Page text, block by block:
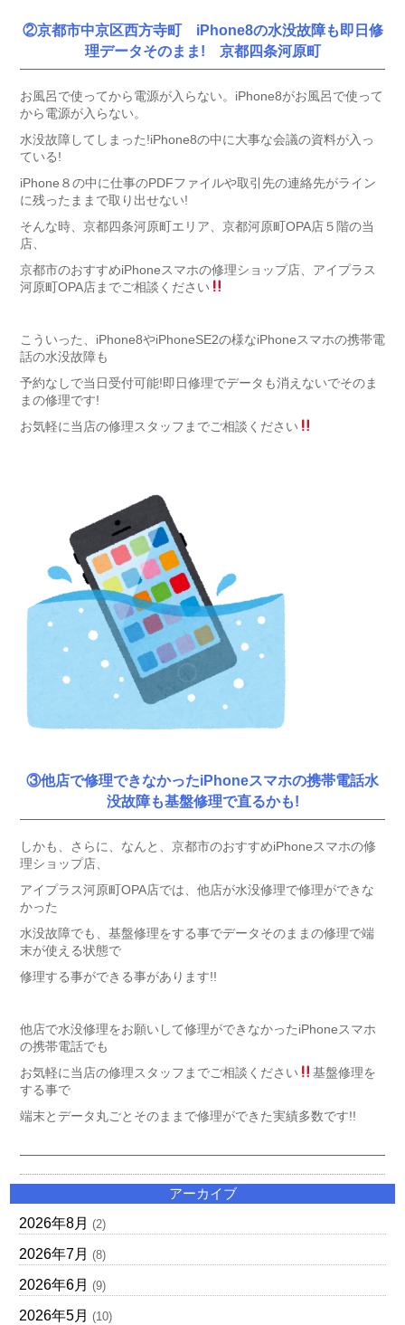
②京都市中京区西方寺町 iPhone8の水没故障も即日修
理データそのまま! 京都四条河原町
お風呂で使ってから電源が入らない。iPhone8がお風呂で使って
から電源が入らない。
水没故障してしまった!iPhone8の中に大事な会議の資料が入っ
ている!
iPhone８の中に仕事のPDFファイルや取引先の連絡先がライン
に残ったままで取り出せない!
そんな時、京都四条河原町エリア、京都河原町OPA店５階の当
店、
京都市のおすすめiPhoneスマホの修理ショップ店、アイプラス
河原町OPA店までご相談ください
こういった、iPhone8やiPhoneSE2の様なiPhoneスマホの携帯電
話の水没故障も
予約なしで当日受付可能!即日修理でデータも消えないでそのま
まの修理です!
お気軽に当店の修理スタッフまでご相談ください
③他店で修理できなかったiPhoneスマホの携帯電話水
没故障も基盤修理で直るかも!
しかも、さらに、なんと、京都市のおすすめiPhoneスマホの修
理ショップ店、
アイプラス河原町OPA店では、他店が水没修理で修理ができな
かった
水没故障でも、基盤修理をする事でデータそのままの修理で端
末が使える状態で
修理する事ができる事があります!!
他店で水没修理をお願いして修理ができなかったiPhoneスマホ
の携帯電話でも
お気軽に当店の修理スタッフまでご相談ください
基盤修理を
する事で
端末とデータ丸ごとそのままで修理ができた実績多数です!!
アーカイブ
2026年8月 (2)
2026年7月 (8)
2026年6月 (9)
2026年5月 (10)